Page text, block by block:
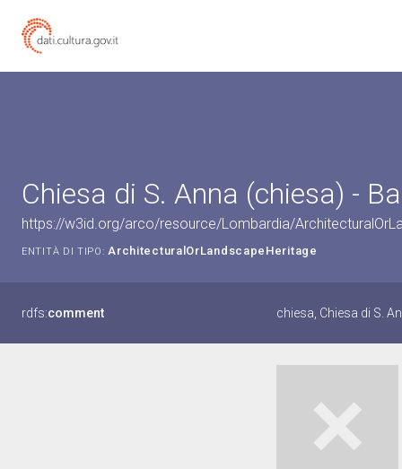
Chiesa di S. Anna (chiesa) -
https://w3id.org/arco/resource/Lombardia/
ENTITÀ DI TIPO: ArchitecturalOrLandscapeHeritage
rdfs:comment chiesa, Chiesa di S.